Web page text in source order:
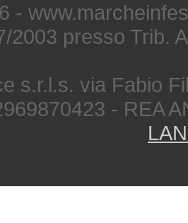
-
2003 presso Trib.
s.r.l.s. via Fabio
- REA